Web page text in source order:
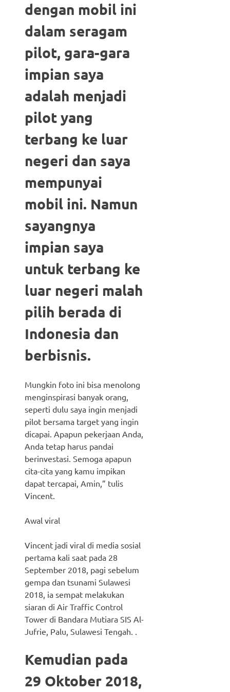
dengan mobil ini
dalam seragam
pilot, gara-gara
impian saya
adalah menjadi
pilot yang
terbang ke luar
negeri dan saya
mempunyai
mobil ini. Namun
sayangnya
impian saya
untuk terbang ke
luar negeri malah
pilih berada di
Indonesia dan
berbisnis.
Mungkin foto ini bisa menolong
menginspirasi banyak orang,
seperti dulu saya ingin menjadi
pilot bersama target yang ingin
dicapai. Apapun pekerjaan Anda,
Anda tetap harus pandai
berinvestasi. Semoga apapun
cita-cita yang kamu impikan
dapat tercapai, Amin,” tulis
Vincent.
Awal viral
Vincent jadi viral di media sosial
pertama kali saat pada 28
September 2018, pagi sebelum
gempa dan tsunami Sulawesi
2018, ia sempat melakukan
siaran di Air Traffic Control
Tower di Bandara Mutiara SIS Al-
Jufrie, Palu, Sulawesi Tengah. .
Kemudian pada
29 Oktober 2018,